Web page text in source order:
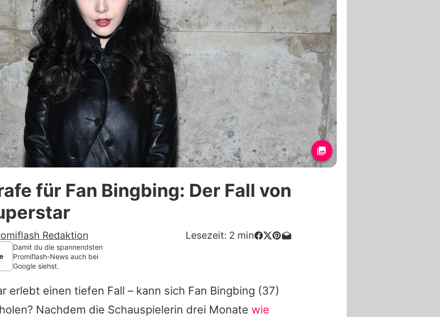
Promiflash Exklusiv
Alle Themen auf Promiflash
Jobs
App runterladen
Team
Redaktionelle Richtlinien
Impressum
Datenschutzerklärung
Nutzungsbedingungen
für Fan Bingbing: Der Fall von
Redaktion Lesezeit: 2 min
Damit du die spannendsten
Promiflash-News auch bei
Google siehst.
erlebt einen tiefen Fall – kann sich Fan Bingbing (37)
Nachdem die Schauspielerin drei Monate wie